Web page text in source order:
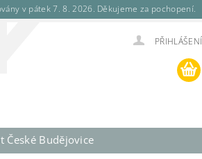
v pátek 7. 8. 2026. Děkujeme za pochopení.
PŘIHLÁŠENÍ
České Budějovice